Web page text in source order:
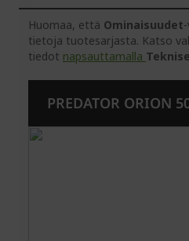
Huomaa, että Ominaisuudet
tietoja tuotesarjasta. Katso
tiedot napsauttamalla